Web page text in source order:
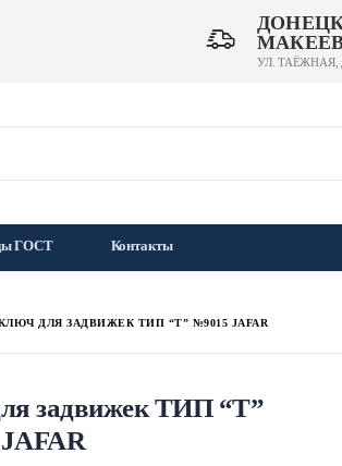
УЛ. ТАЁЖНАЯ,
ГОСТ Контакты
ДЛЯ ЗАДВИЖЕК ТИП “Т” №9015 JAFAR
задвижек ТИП “Т”